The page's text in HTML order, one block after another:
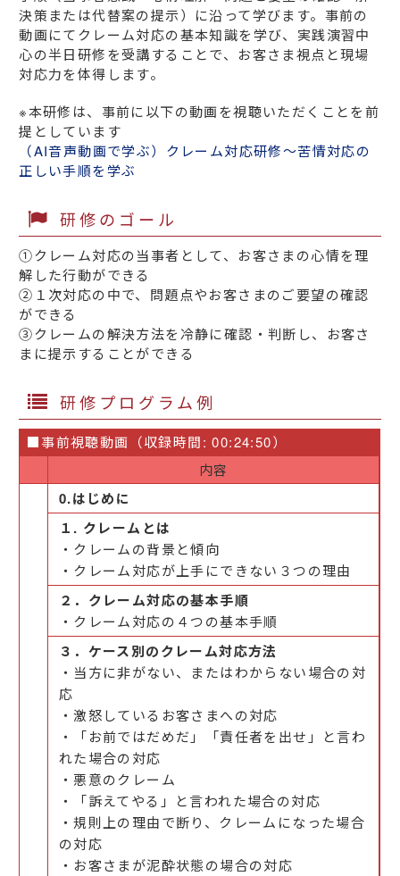
決策または代替案の提示）に沿って学びます。事前の
動画にてクレーム対応の基本知識を学び、実践演習中
心の半日研修を受講することで、お客さま視点と現場
対応力を体得します。
※本研修は、事前に以下の動画を視聴いただくことを前
提としています
（AI音声動画で学ぶ）クレーム対応研修～苦情対応の
正しい手順を学ぶ
研修のゴール
①クレーム対応の当事者として、お客さまの心情を理
解した行動ができる
②１次対応の中で、問題点やお客さまのご要望の確認
ができる
③クレームの解決方法を冷静に確認・判断し、お客さ
まに提示することができる
研修プログラム例
■事前視聴動画（収録時間: 00:24:50）
内容
0.はじめに
１. クレームとは
・クレームの背景と傾向
・クレーム対応が上手にできない３つの理由
２．クレーム対応の基本手順
・クレーム対応の４つの基本手順
３．ケース別のクレーム対応方法
・当方に非がない、またはわからない場合の対
応
・激怒しているお客さまへの対応
・「お前ではだめだ」「責任者を出せ」と言わ
れた場合の対応
・悪意のクレーム
・「訴えてやる」と言われた場合の対応
・規則上の理由で断り、クレームになった場合
の対応
・お客さまが泥酔状態の場合の対応